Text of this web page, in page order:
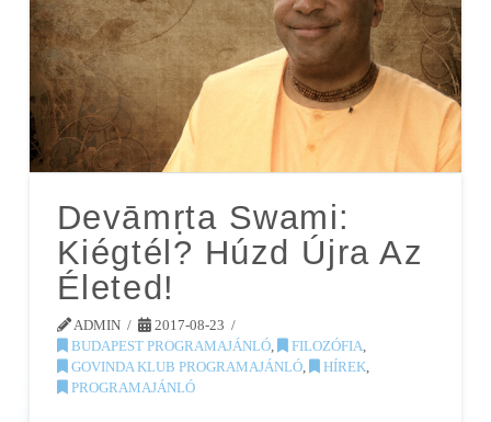
Devāmṛta Swami:
Kiégtél? Húzd Újra Az
Életed!
ADMIN
2017-08-23
BUDAPEST PROGRAMAJÁNLÓ, FILOZÓFIA
GOVINDA KLUB PROGRAMAJÁNLÓ, HÍREK,
PROGRAMAJÁNLÓ